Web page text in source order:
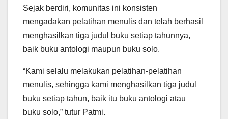
Sejak berdiri, komunitas ini konsisten
mengadakan pelatihan menulis dan telah berhasil
menghasilkan tiga judul buku setiap tahunnya,
baik buku antologi maupun buku solo.
“Kami selalu melakukan pelatihan-pelatihan
menulis, sehingga kami menghasilkan tiga judul
buku setiap tahun, baik itu buku antologi atau
buku solo,” tutur Patmi.